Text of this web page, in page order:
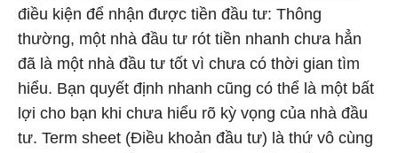
điều kiện để nhận được tiền đầu tư: Thông
thường, một nhà đầu tư rót tiền nhanh chưa hẳn
đã là một nhà đầu tư tốt vì chưa có thời gian tìm
hiểu. Bạn quyết định nhanh cũng có thể là một bất
lợi cho bạn khi chưa hiểu rõ kỳ vọng của nhà đầu
tư. Term sheet (Điều khoản đầu tư) là thứ vô cùng